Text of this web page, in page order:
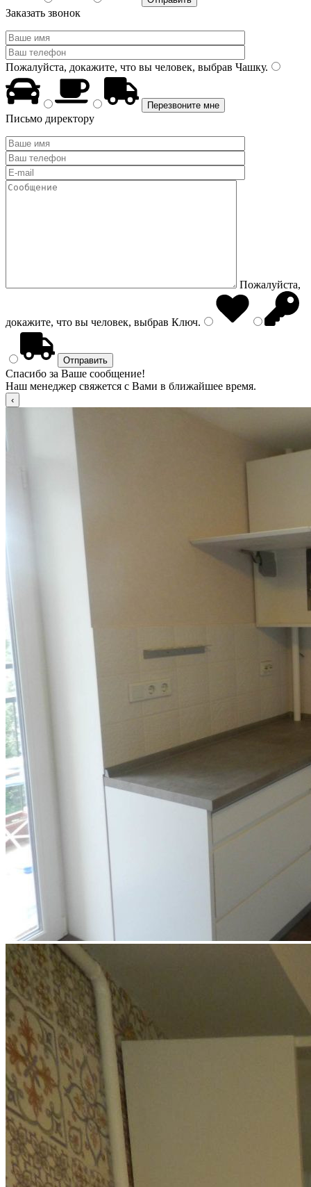
Заказать звонок
Пожалуйста, докажите, что вы человек, выбрав Чашку.
Письмо директору
Пожалуйста,
докажите, что вы человек, выбрав Ключ.
Спасибо за Ваше сообщение!
Наш менеджер свяжется с Вами в ближайшее время.